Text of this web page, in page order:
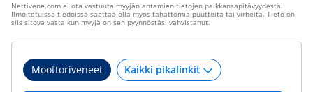
Nettivene.com ei ota vastuuta myyjän antamien tietojen paikkansapitävyydestä.
Ilmoitetuissa tiedoissa saattaa olla myös tahattomia puutteita tai virheitä. Tieto on
siis sitova vasta kun myyjä on sen pyynnöstäsi vahvistanut.
Moottoriveneet